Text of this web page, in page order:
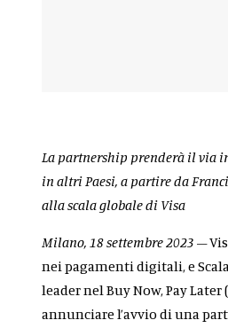
La partnership prenderà il via
in altri Paesi, a partire da
alla scala globale di Visa
Milano, 18 settembre 2023–
nei pagamenti digitali, e
leader nel Buy Now, Pay Later
annunciare l’avvio di una